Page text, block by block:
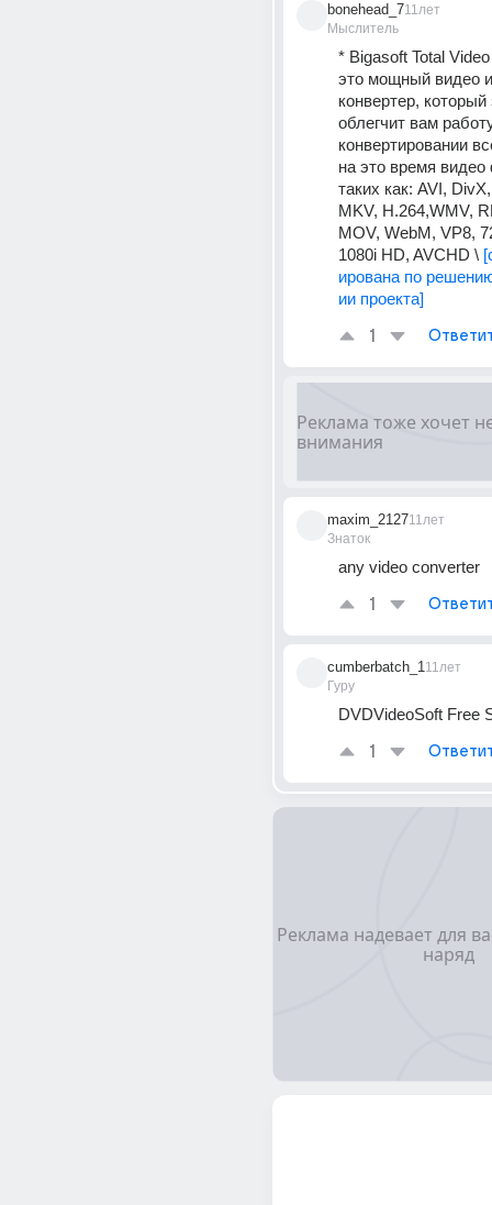
bonehead_7
Мыслитель
11лет
* Bigasoft Total
это мощный видео
конвертер, который
облегчит вам
конвертировании
на это время
таких как: AVI,
MKV, H.264,WMV,
MOV, WebM, VP8,
1080i HD, AVCHD \
ирована по
ии проекта]
1
maxim_2127
Знаток
11лет
any video converter
1
cumberbatch_1
Гуру
11лет
DVDVideoSoft Free
1